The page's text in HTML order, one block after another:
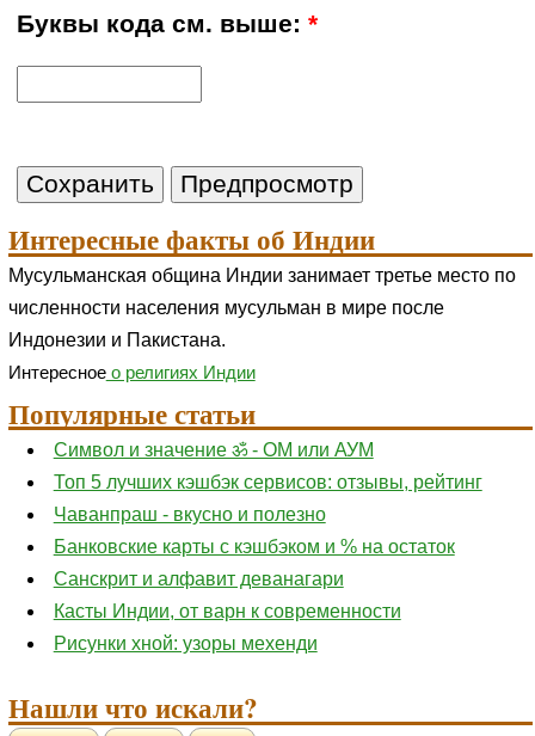
Буквы кода см. выше:*
Интересные факты об Индии
Мусульманская община Индии занимает третье место по
численности населения мусульман в мире после
Индонезии и Пакистана.
Интересноео религиях Индии
Популярные статьи
Символ и значение ॐ - ОМ или АУМ
Топ 5 лучших кэшбэк сервисов: отзывы, рейтинг
Чаванпраш - вкусно и полезно
Банковские карты с кэшбэком и % на остаток
Санскрит и алфавит деванагари
Касты Индии, от варн к современности
Рисунки хной: узоры мехенди
Нашли что искали?